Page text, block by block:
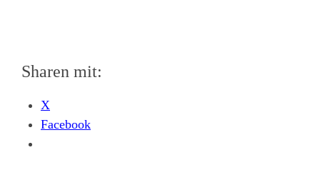
Sharen mit:
X
Facebook